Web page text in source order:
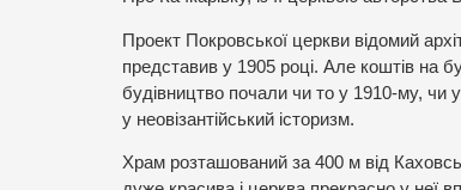
Проект Покровської церкви відомий
представив у 1905 році. Але коштів на
будівництво почали чи то у 1910-му, чи
у неовізантійський історизм.
Храм розташований за 400 м від